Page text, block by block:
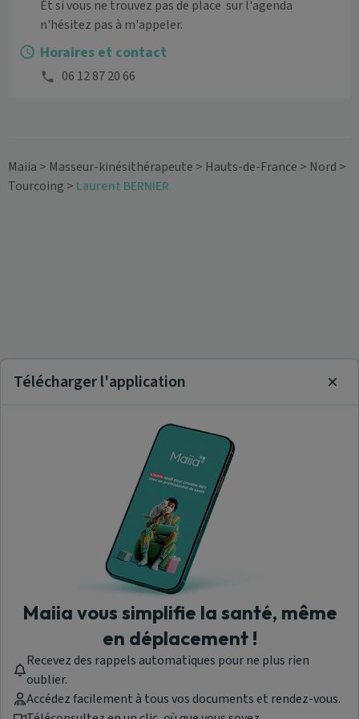
Et si vous ne trouvez pas de place  sur l'agenda
n'hésitez pas à m'appeler.
Horaires et contact
06 12 87 20 66
Maiia > Masseur-kinésithérapeute > Hauts-de-France > Nord >
Tourcoing > Laurent BERNIER
Télécharger l'application
Maiia vous simplifie la santé, même
en déplacement !
Recevez des rappels automatiques pour ne plus rien
oublier.
Accédez facilement à tous vos documents et rendez-vous.